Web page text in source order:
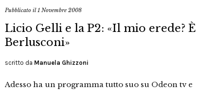
Pubblicato il1 Novembre 2008
Licio Gelli e la P2: «Il mio erede? È
Berlusconi»
scritto da Manuela Ghizzoni
Adesso ha un programma tutto suo su Odeon tv e